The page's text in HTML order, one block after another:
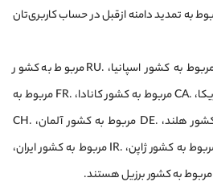
به تمدید دامنه از‌قبل در حساب کاربری‌تان
برخی از ccTLD‌ها شامل .ES مربوط به کشور اسپانیا، .RU مربوط به کشور
روسیه، .US مربوط به کشور آمریکا، .CA مربوط به کشور کانادا، .FR مربوط به
کشور فرانسه، .NL مربوط به کشور هلند، .DE مربوط به کشور آلمان، .CH
مربوط به کشور سوئیس، .JP مربوط به کشور ژاپن، .IR مربوط به کشور ایران،